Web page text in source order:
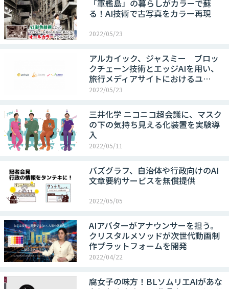
「軍艦島」の暮らしがカラーで蘇
る！AI技術で古写真をカラー再現
2022/05/23
アルカイック、ジャスミー ブロッ
クチェーン技術とエッジAIを用い、
旅行メディアサイトにおけるユ…
2022/05/23
三井化学 ニコニコ超会議に、マスク
の下の気持ち見える化装置を実験導
入
2022/05/11
バズグラフ、自治体や行政向けのAI
文章要約サービスを無償提供
2022/05/05
AIアバターがアナウンサーを担う。
クリスタルメソッドが次世代動画制
作プラットフォームを開発
2022/04/22
腐女子の味方！BLソムリエAIがあな